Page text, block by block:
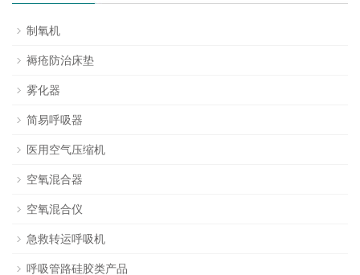
制氧机
褥疮防治床垫
雾化器
简易呼吸器
医用空气压缩机
空氧混合器
空氧混合仪
急救转运呼吸机
呼吸管路硅胶类产品